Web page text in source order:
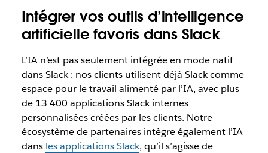
Intégrer vos outils d’intelligence
artificielle favoris dans Slack
L’IA n’est pas seulement intégrée en mode natif
dans Slack : nos clients utilisent déjà Slack comme
espace pour le travail alimenté par l’IA, avec plus
de 13 400 applications Slack internes
personnaliséescréées par les clients. Notre
écosystème de partenaires intègre également l’IA
dans les applications Slack, qu’il s’agisse de